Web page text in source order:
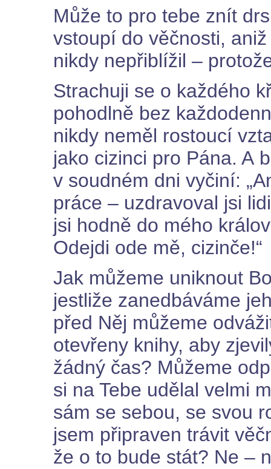
Může to pro tebe znít
vstoupí do věčnosti,
nikdy nepřiblížil –
Strachuji se o každého
pohodlně bez
nikdy neměl rostoucí
jako cizinci pro Pána. A
v soudném dni vyčiní:
práce – uzdravoval jsi
jsi hodně do mého
Odejdi ode mě, cizinče!“
Jak můžeme uniknout
jestliže zanedbáváme
před Něj můžeme
otevřeny knihy, aby
žádný čas? Můžeme
si na Tebe udělal velmi
sám se sebou, se svou
jsem připraven trávit
že o to bude stát? Ne –